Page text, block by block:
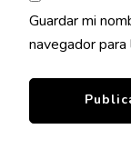
Guardar mi
navegador